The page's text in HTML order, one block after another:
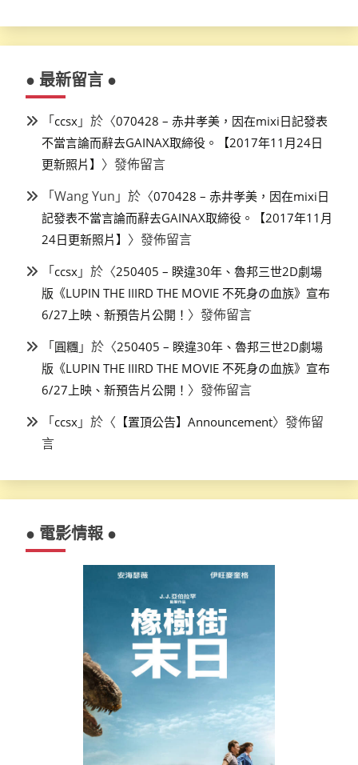
● 最新留言 ●
「ccsx 」於〈070428 – 赤井孝美，因在mixi日記發表
不當言論而辭去GAINAX取締役。【2017年11月24日
更新照片】 〉發佈留言
「Wang Yun 」於〈070428 – 赤井孝美，因在mixi日
記發表不當言論而辭去GAINAX取締役。【2017年11月
24日更新照片】 〉發佈留言
「ccsx 」於〈250405 – 睽違30年、魯邦三世2D劇場
版《LUPIN THE IIIRD THE MOVIE 不死身の血族》宣布
6/27上映、新預告片公開！ 〉發佈留言
「圓糰 」於〈250405 – 睽違30年、魯邦三世2D劇場
版《LUPIN THE IIIRD THE MOVIE 不死身の血族》宣布
6/27上映、新預告片公開！ 〉發佈留言
「ccsx 」於〈 【置頂公告】Announcement〉發佈留
言
● 電影情報 ●